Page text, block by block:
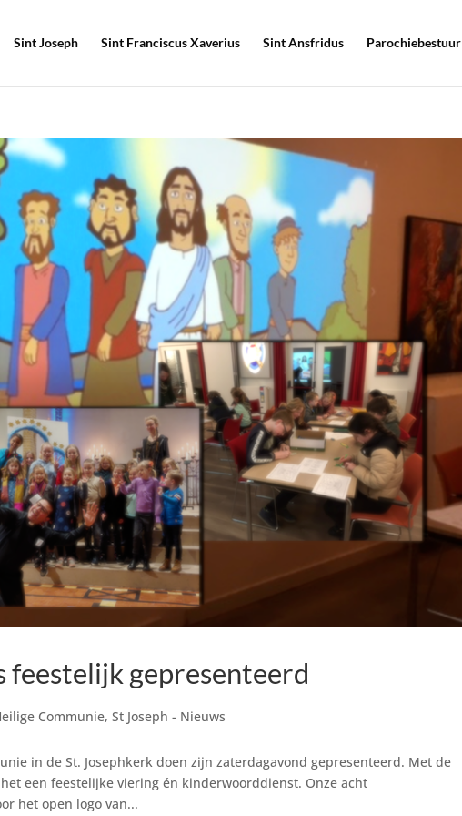
Sint Joseph Sint Franciscus Xaverius Sint Ansfridus Parochiebestuur
feestelijk gepresenteerd
Communie,St Joseph - Nieuws
in de St. Josephkerk doen zijn zaterdagavond gepresenteerd. Met de
een feestelijke viering én kinderwoorddienst. Onze acht
het open logo van...